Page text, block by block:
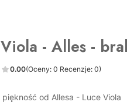
- Alles -
0.00(Oceny: 0 Recenzje: 0)
piękność od Allesa - Luce Viola